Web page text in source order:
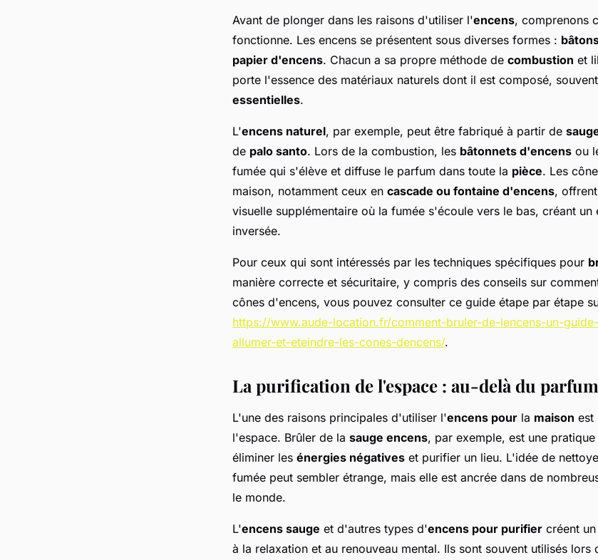
Avant de plonger dans les raisons d'utiliser l'encens, comprenons
fonctionne. Les encens se présentent sous diverses formes :
papier d'encens. Chacun a sa propre méthode de combustion et
porte l'essence des matériaux naturels dont il est composé,
essentielles.
L'encens naturel, par exemple, peut être fabriqué à partir de
de palo santo. Lors de la combustion, les bâtonnets d'encens ou
fumée qui s'élève et diffuse le parfum dans toute la pièce. Les
maison, notamment ceux en cascade ou fontaine d'encens,
visuelle supplémentaire où la fumée s'écoule vers le bas, créant
inversée.
Pour ceux qui sont intéressés par les techniques spécifiques pour
manière correcte et sécuritaire, y compris des conseils sur
cônes d'encens, vous pouvez consulter ce guide étape par étape
https://www.aude-location.fr/comment-bruler-de-lencens-un-
allumer-et-eteindre-les-cones-dencens/.
La purification de l'espace : au-delà du parfum
L'une des raisons principales d'utiliser l'encens pour la maison est
l'espace. Brûler de la sauge encens, par exemple, est une
éliminer les énergies négatives et purifier un lieu. L'idée de
fumée peut sembler étrange, mais elle est ancrée dans de
le monde.
L'encens sauge et d'autres types d'encens pour purifier créent
à la relaxation et au renouveau mental. Ils sont souvent utilisés lors